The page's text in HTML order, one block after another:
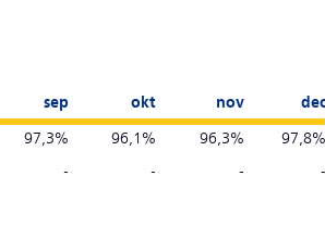
sep okt nov dec
97,3% 96,1% 96,3%
97,8%
- - - -